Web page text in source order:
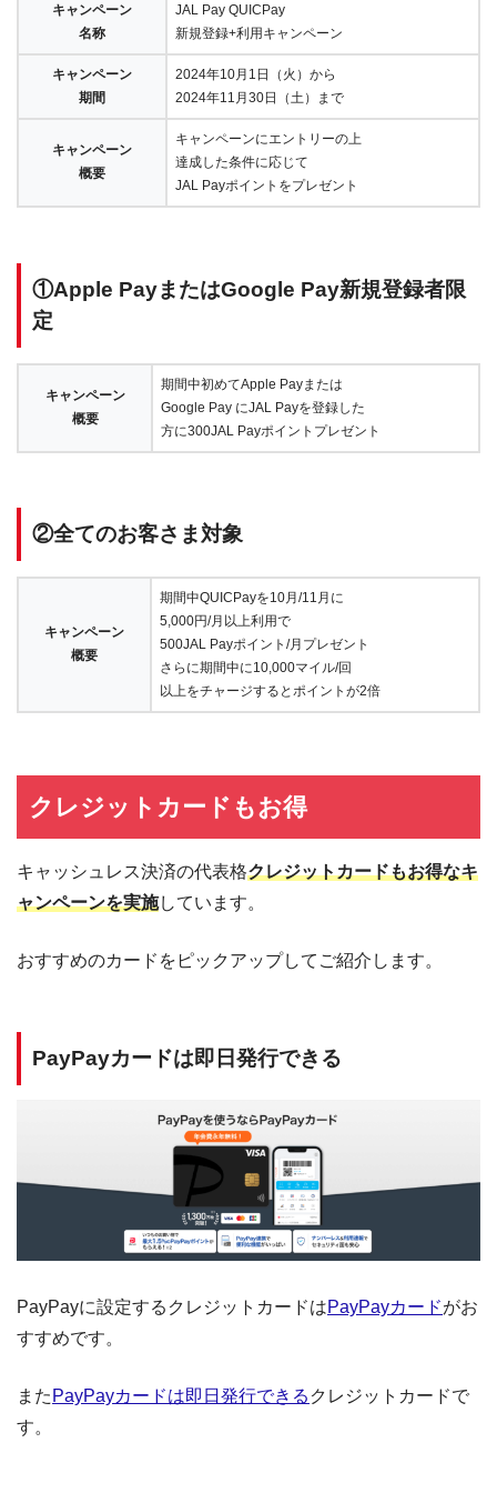
キャンペーン
名称
JAL Pay QUICPay
新規登録+利用キャンペーン
キャンペーン
期間
2024年10月1日（火）から
2024年11月30日（土）まで
キャンペーン
概要
キャンペーンにエントリーの上
達成した条件に応じて
JAL Payポイントをプレゼント
①Apple PayまたはGoogle Pay新規登録者限
定
キャンペーン
概要
期間中初めてApple Payまたは
Google Pay にJAL Payを登録した
方に300JAL Payポイントプレゼント
②全てのお客さま対象
キャンペーン
概要
期間中QUICPayを10月/11月に
5,000円/月以上利用で
500JAL Payポイント/月プレゼント
さらに期間中に10,000マイル/回
以上をチャージするとポイントが2倍
クレジットカードもお得
キャッシュレス決済の代表格クレジットカードもお得なキ
ャンペーンを実施しています。
おすすめのカードをピックアップしてご紹介します。
PayPayカードは即日発行できる
PayPayに設定するクレジットカードはPayPayカードがお
すすめです。
また PayPayカードは即日発行できる クレジットカードで
す。